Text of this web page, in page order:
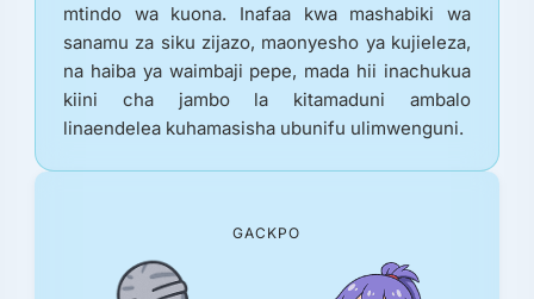
mtindo wa kuona. Inafaa kwa mashabiki wa
sanamu za siku zijazo, maonyesho ya kujieleza,
na haiba ya waimbaji pepe, mada hii inachukua
kiini cha jambo la kitamaduni ambalo
linaendelea kuhamasisha ubunifu ulimwenguni.
GACKPO